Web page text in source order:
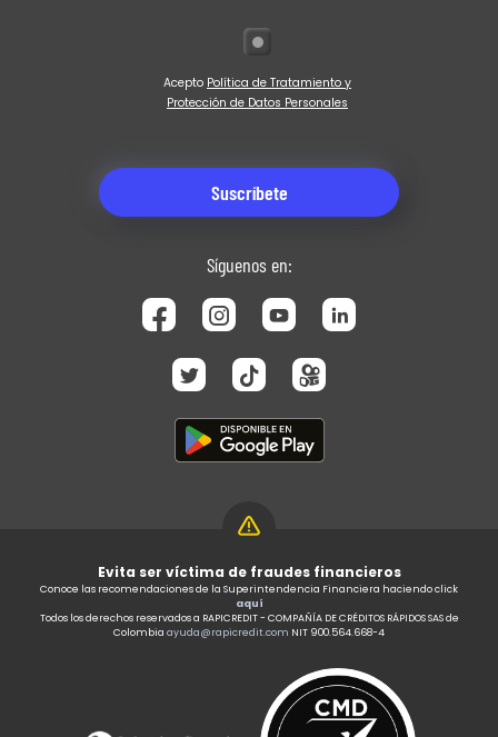
Acepto Política de Tratamiento y
Protección de Datos Personales
Síguenos en:
Evita ser víctima de fraudes financieros
Conoce las recomendaciones de la Superintendencia Financiera haciendo click
aquí
Todos los derechos reservados a RAPICREDIT - COMPAÑÍA DE CRÉDITOS RÁPIDOS SAS de
Colombia ayuda@rapicredit.com NIT 900.564.668-4